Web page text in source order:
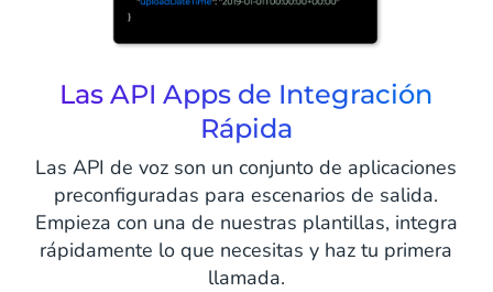
Las API Apps de Integración
Rápida
Las API de voz son un conjunto de aplicaciones
preconfiguradas para escenarios de salida.
Empieza con una de nuestras plantillas, integra
rápidamente lo que necesitas y haz tu primera
llamada.